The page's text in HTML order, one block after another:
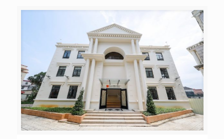
坊，並提供免費專業器材和拍攝場地，讓中學生深入了解防
騙要訣，由零開始掌握拍攝技巧，將知識活學活用，製作出
兼具資訊價值與感染力的參賽作品。 頒獎禮上，香港青年
協會副總幹事鍾偉廉、滙豐香港區零售銀行及財富管理業務
反欺詐主管黃詠詩、滙豐香港區零售銀行及財富管理業務營
運總監楊穎姿和創作組合Freeeboyzzzz，向表現出色的得
獎學生頒發合共六個獎項，表揚他們的創意構思與製作技
巧。初中組由嘉諾撒聖方濟各書院的學生榮獲冠軍，而高中
組則由聖公會莫壽增會督中學的學生勇奪。 香港青年協會
副總幹事鍾偉廉表示，欣賞參加者從自身生活角度出發，發
揮創意拍攝「貼地有趣」的防騙短片，提醒身邊的朋友與家
人提高警覺。他鼓勵青年繼續以創作表達想法，並將所學轉